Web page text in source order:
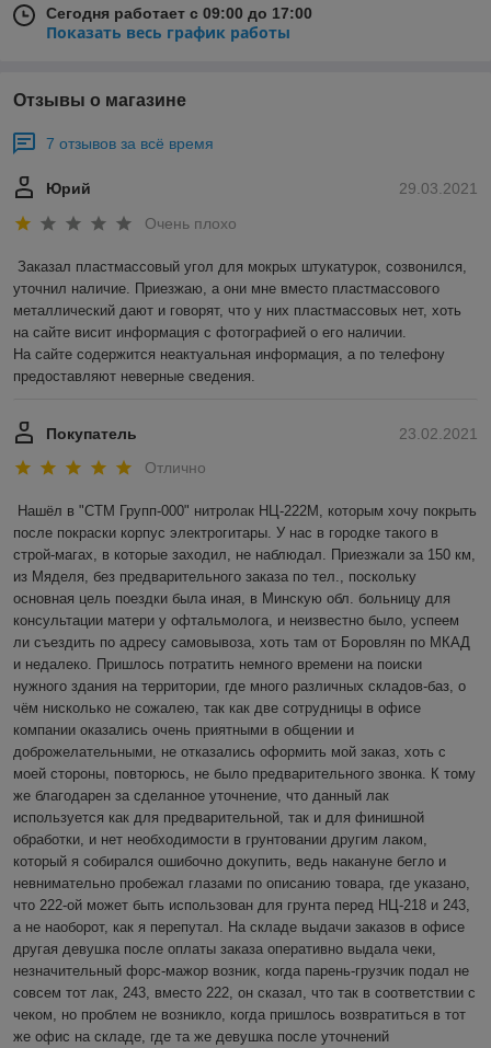
Сегодня работает с 09:00 до 17:00
Показать весь график работы
Отзывы о магазине
7 отзывов за всё время
29.03.2021
Юрий
Очень плохо
Заказал пластмассовый угол для мокрых штукатурок, созвонился,
уточнил наличие. Приезжаю, а они мне вместо пластмассового
металлический дают и говорят, что у них пластмассовых нет, хоть
на сайте висит информация с фотографией о его наличии.
На сайте содержится неактуальная информация, а по телефону
предоставляют неверные сведения.
23.02.2021
Покупатель
Отлично
Нашёл в "СТМ Групп-000" нитролак НЦ-222М, которым хочу покрыть
после покраски корпус электрогитары. У нас в городке такого в
строй-магах, в которые заходил, не наблюдал. Приезжали за 150 км,
из Мяделя, без предварительного заказа по тел., поскольку
основная цель поездки была иная, в Минскую обл. больницу для
консультации матери у офтальмолога, и неизвестно было, успеем
ли съездить по адресу самовывоза, хоть там от Боровлян по МКАД
и недалеко. Пришлось потратить немного времени на поиски
нужного здания на территории, где много различных складов-баз, о
чём нисколько не сожалею, так как две сотрудницы в офисе
компании оказались очень приятными в общении и
доброжелательными, не отказались оформить мой заказ, хоть с
моей стороны, повторюсь, не было предварительного звонка. К тому
же благодарен за сделанное уточнение, что данный лак
используется как для предварительной, так и для финишной
обработки, и нет необходимости в грунтовании другим лаком,
который я собирался ошибочно докупить, ведь накануне бегло и
невнимательно пробежал глазами по описанию товара, где указано,
что 222-ой может быть использован для грунта перед НЦ-218 и 243,
а не наоборот, как я перепутал. На складе выдачи заказов в офисе
другая девушка после оплаты заказа оперативно выдала чеки,
незначительный форс-мажор возник, когда парень-грузчик подал не
совсем тот лак, 243, вместо 222, он сказал, что так в соответствии с
чеком, но проблем не возникло, когда пришлось возвратиться в тот
же офис на складе, где та же девушка после уточнений